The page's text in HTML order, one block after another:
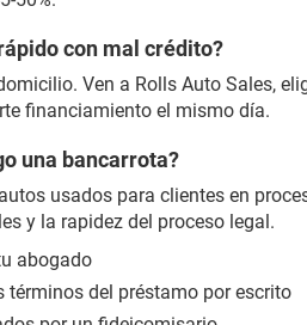
con mal crédito?
Ven a Rolls Auto Sales,
financiamiento el mismo día.
una bancarrota?
usados para clientes en
y la rapidez del proceso legal.
abogado
términos del préstamo por escrito